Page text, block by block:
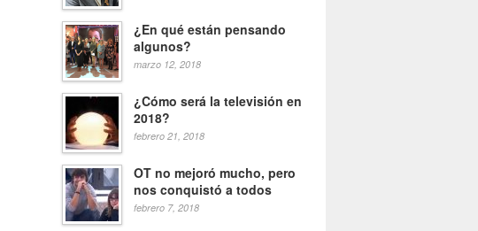
¿En qué están pensando
algunos?
marzo 12, 2018
¿Cómo será la televisión en
2018?
febrero 21, 2018
OT no mejoró mucho, pero
nos conquistó a todos
febrero 7, 2018